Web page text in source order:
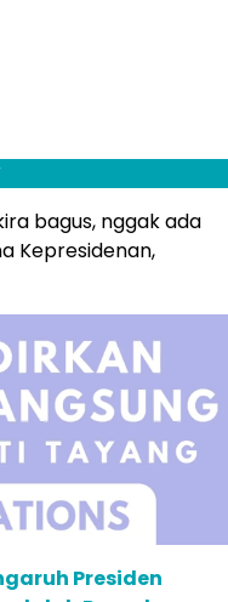
bagus, nggak ada
Kepresidenan,
Presiden